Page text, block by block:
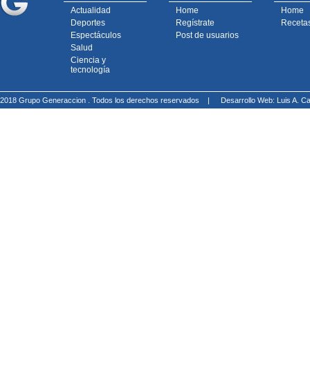
Actualidad
Deportes
Espectáculos
Salud
Ciencia y
tecnología
Home
Regístrate
Post de usuarios
Home
2018 Grupo Generaccion . Todos los derechos reservados | Desarrollo Web: Luis